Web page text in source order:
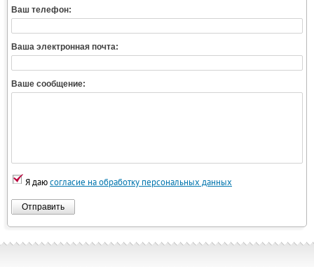
Ваш телефон:
Ваша электронная почта:
Ваше сообщение:
Я даюсогласие на обработку персональных данных
Отправить